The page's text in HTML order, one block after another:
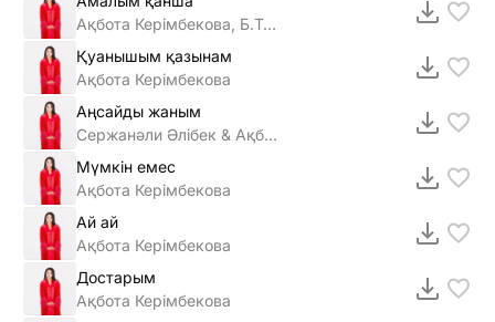
Ақбота Керімбекова, Б.Тұрыс
Қуанышым қазынам
Ақбота Керiмбекова
Аңсайды жаным
Сержанәли Әлiбек & Ақбота Керiмбекова
Мүмкін емес
Ақбота Керімбекова
Ай ай
Ақбота Керiмбекова
Достарым
Ақбота Керімбекова